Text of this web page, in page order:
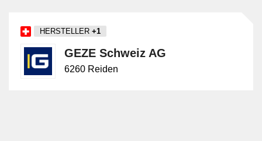
HERSTELLER +1
GEZE Schweiz AG
6260 Reiden